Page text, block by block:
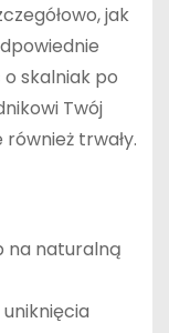
jak
skalniak po
Twój
trwały.
na naturalną